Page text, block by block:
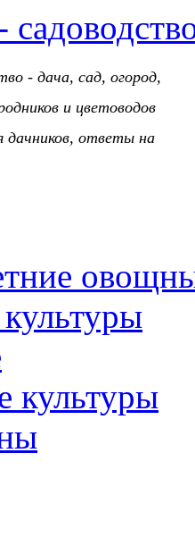
- дача, сад, огород,
и цветоводов
дачников, ответы на
культуры